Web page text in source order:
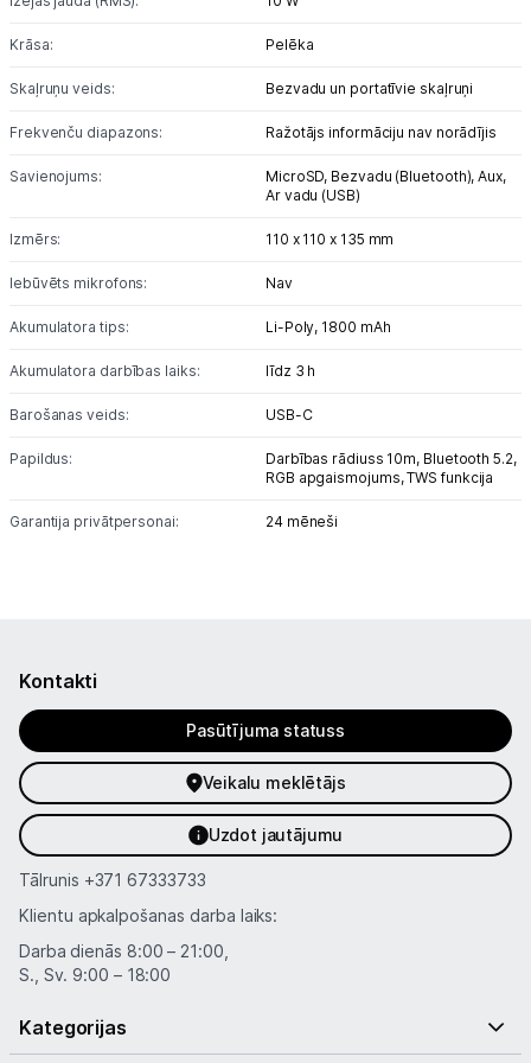
Studijas skaņas aprīkojums
Datortehnika
Portatīvie datori un piederumi
Bezvadu skaļruņi
Datoru skaļruņi
Stacionārie datori un piederumi
Tīkla iekārtas
Drukas iekārtas
Biroja piederumi
Telefoni, planšetdatori
Telefoni un aksesuāri
Piederumi
Krāsa: Pelēka
Skaļruņu veids: Bezvadu un portatīvie skaļruņi
Frekvenču diapazons: Ražotājs informāciju nav norādījis
Savienojums: MicroSD, Bezvadu (Bluetooth),Aux,
Ar vadu (USB)
Izmērs: 110 x 110 x 135 mm
Iebūvēts mikrofons: Nav
Akumulatora tips: Li-Poly, 1800 mAh
Akumulatora darbības laiks: līdz 3 h
Barošanas veids: USB-C
Papildus:
Darbības rādiuss 10m, Bluetooth 5.2,
RGB apgaismojums, TWS funkcija
Garantija privātpersonai: 24 mēneši
Kontakti
Pasūtījuma statuss
Veikalu meklētājs
Uzdot jautājumu
Tālrunis +371 67333733
Klientu apkalpošanas darba laiks:
Darba dienās 8:00 – 21:00,
S., Sv. 9:00 – 18:00
Kategorijas